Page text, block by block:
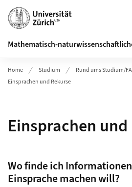
Header
Mathematisch-
Home Studium
Rund ums Studium/
Einsprachen und Rekurse
Einsprachen und
Wo finde ich
Einsprache machen will?